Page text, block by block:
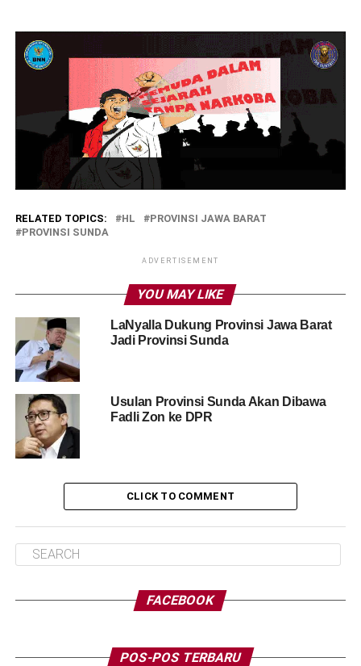
RELATED TOPICS: HL
PROVINSI JAWA BARAT
PROVINSI SUNDA
ADVERTISEMENT
YOU MAY LIKE
LaNyalla Dukung Provinsi Jawa Barat
Jadi Provinsi Sunda
Usulan Provinsi Sunda Akan Dibawa
Fadli Zon ke DPR
CLICK TO COMMENT
FACEBOOK
POS-POS TERBARU